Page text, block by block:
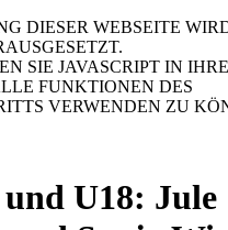
DIESER WEBSEITE
SIE JAVASCRIPT IN
FUNKTIONEN DES
VERWENDEN ZU
und U18: Jule